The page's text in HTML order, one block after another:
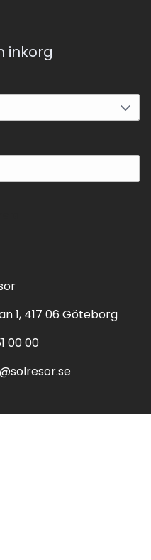
inkorg
1, 417 06 Göteborg
00 00